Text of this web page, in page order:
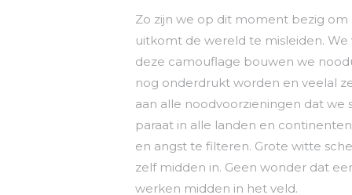
Zo zijn we op dit moment bezig
uitkomt de wereld te misleiden.
deze camouflage bouwen we
nog onderdrukt worden en veelal
aan alle noodvoorzieningen dat we
paraat in alle landen en
en angst te filteren. Grote witte
zelf midden in. Geen wonder dat
werken midden in het veld.